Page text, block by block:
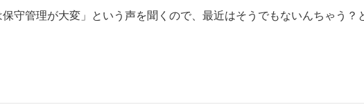
保守管理が大変」という声を聞くので、最近はそうでもないんちゃう？